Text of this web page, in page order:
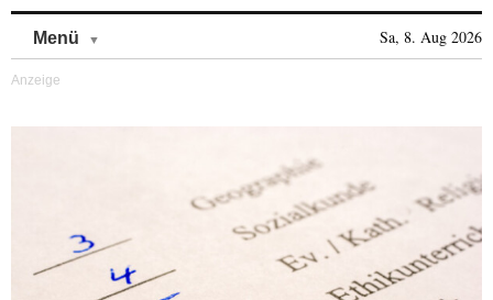
Menü Sa, 8. Aug 2026